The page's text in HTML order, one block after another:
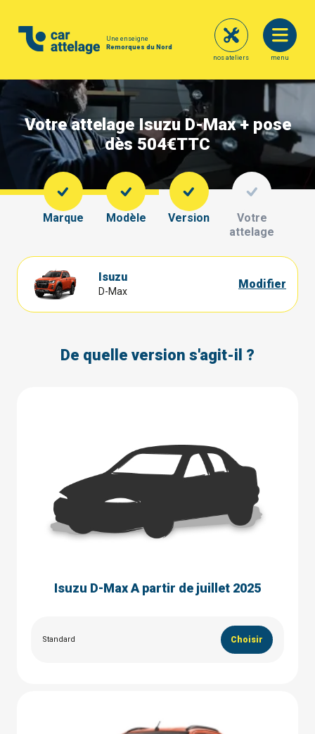
Une enseigne
Remorques du Nord
menu
nos ateliers
Votre attelage Isuzu D-Max + pose
dès 504€TTC
Marque Modèle Version
Votre
attelage
Isuzu
D-Max
Modifier
De quelle version s'agit-il ?
Isuzu D-Max A partir de juillet 2025
Standard Choisir